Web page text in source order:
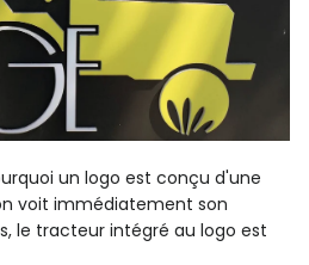
un logo est conçu d'une
voit immédiatement son
le tracteur intégré au logo est